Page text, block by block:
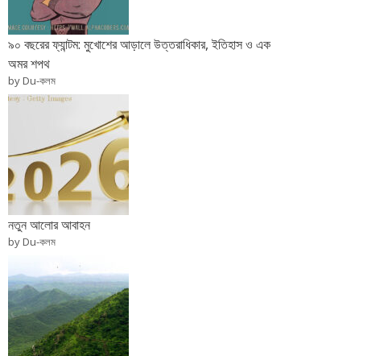
৯০ বছরের ফ্যান্টম: মুখোশের আড়ালে উত্তরাধিকার, ইতিহাস ও এক
অমর শপথ
by Du-কলম
নতুন আলোর আবাহন
by Du-কলম